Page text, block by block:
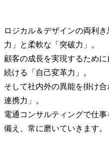
ロジカル＆デザインの両利
力」と柔軟な「突破力」。
顧客の成長を実現するため
続ける「自己変革力」。
そして社内外の異能を掛け
連携力」。
電通コンサルティングで仕
備え、常に磨いていきます。